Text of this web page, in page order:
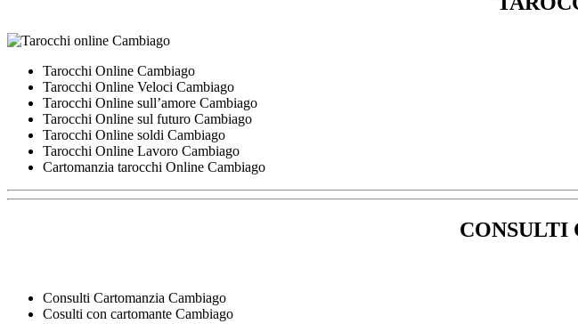
Tarocchi Online Cambiago
Tarocchi Online Veloci Cambiago
Tarocchi Online sull’amore Cambiago
Tarocchi Online sul futuro Cambiago
Tarocchi Online soldi Cambiago
Tarocchi Online Lavoro Cambiago
Cartomanzia tarocchi Online Cambiago
CONSULTI
Consulti Cartomanzia Cambiago
Cosulti con cartomante Cambiago